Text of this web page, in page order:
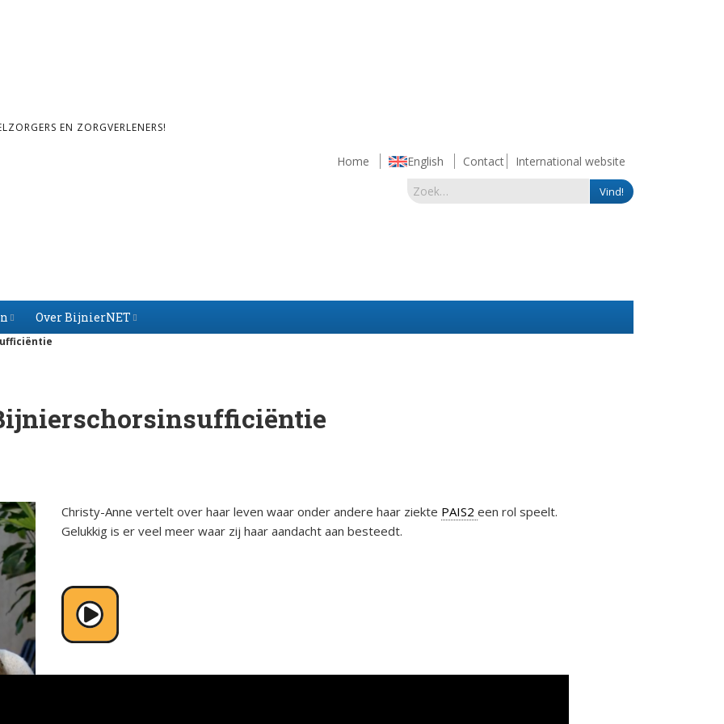
EN ZORGVERLENERS!
Home English Contact International website
en de
Arbeid en
Over BijnierNET
Bestuursleden
Jaarverslagen
Christy-Anne vertelt over haar leven waar onder andere haar ziekte PAIS2 een rol speelt.
Gelukkig is er veel meer waar zij haar aandacht aan besteedt.